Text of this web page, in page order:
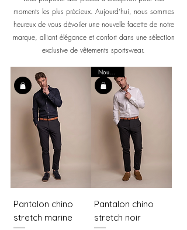
moments les plus précieux. Aujourd’hui, nous sommes
heureux de vous dévoiler une nouvelle facette de notre
marque, alliant élégance et confort dans une sélection
exclusive de vêtements sportswear.
Pantalon chino
stretch marine
Pantalon chino
stretch noir